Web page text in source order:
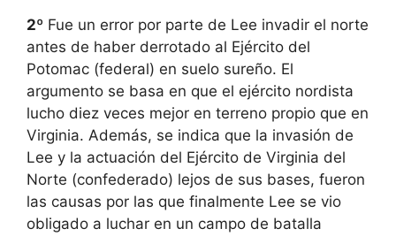
2º Fue un error por parte de Lee invadir el norte
antes de haber derrotado al Ejército del
Potomac (federal) en suelo sureño. El
argumento se basa en que el ejército nordista
lucho diez veces mejor en terreno propio que en
Virginia. Además, se indica que la invasión de
Lee y la actuación del Ejército de Virginia del
Norte (confederado) lejos de sus bases, fueron
las causas por las que finalmente Lee se vio
obligado a luchar en un campo de batalla